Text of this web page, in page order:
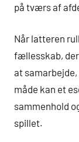
på tværs af
Når latteren
fællesskab,
at
måde kan et
sammenhold
spillet.